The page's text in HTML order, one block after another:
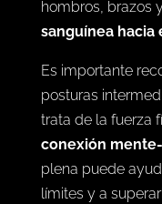
requieren una
dominio del
sanguínea hacia
Es importante
posturas
trata de la fuerza
conexión